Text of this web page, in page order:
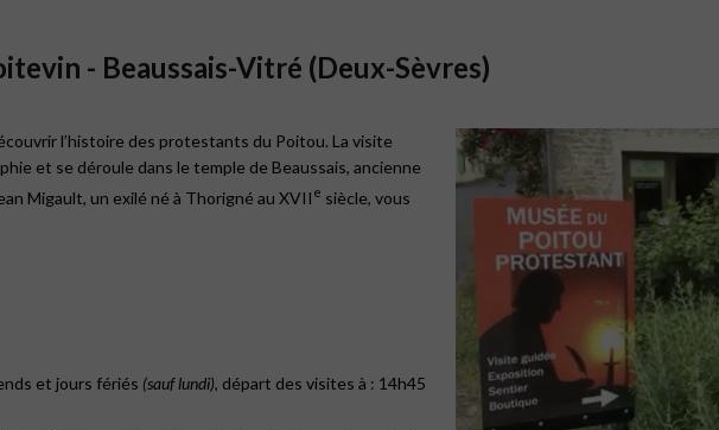
- Beaussais-Vitré (Deux-Sèvres)
l’histoire des protestants du Poitou. La visite
et se déroule dans le temple de Beaussais, ancienne
Migault, un exilé né à Thorigné au XVII e siècle, vous
et jours fériés (sauf lundi), départ des visites à : 14h45